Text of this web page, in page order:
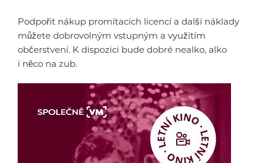
Podpořit nákup promítacích licencí a další náklady
můžete dobrovolným vstupným a využitím
občerstvení. K dispozici bude dobré nealko, alko
i něco na zub.